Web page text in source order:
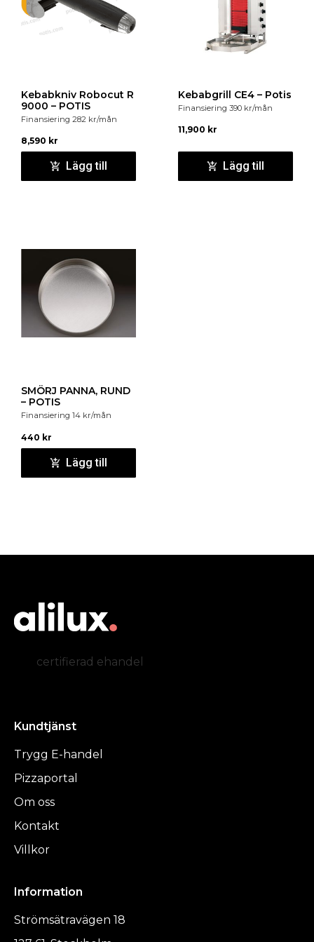
Kebabkniv Robocut R
9000 – POTIS
Finansiering 282 kr/mån
8,590 kr
Lägg till
Kebabgrill CE4 – Potis
Finansiering 390 kr/mån
11,900 kr
Lägg till
SMÖRJ PANNA, RUND
– POTIS
Finansiering 14 kr/mån
440 kr
Lägg till
certifierad ehandel
Kundtjänst
Trygg E-handel
Pizzaportal
Om oss
Kontakt
Villkor
Information
Strömsätravägen 18